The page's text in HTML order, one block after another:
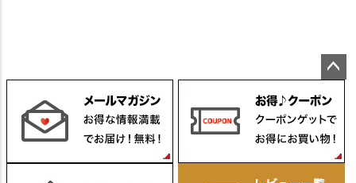
ジト
ップ
へ